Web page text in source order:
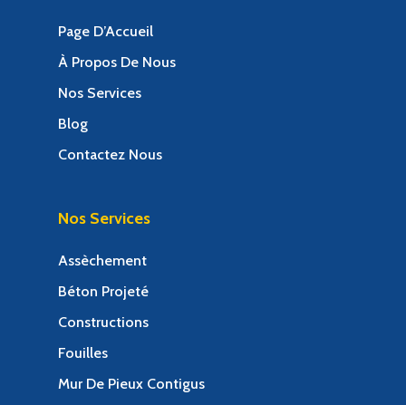
Page D’Accueil
À Propos De Nous
Nos Services
Blog
Contactez Nous
Nos Services
Assèchement
Béton Projeté
Constructions
Fouilles
Mur De Pieux Contigus